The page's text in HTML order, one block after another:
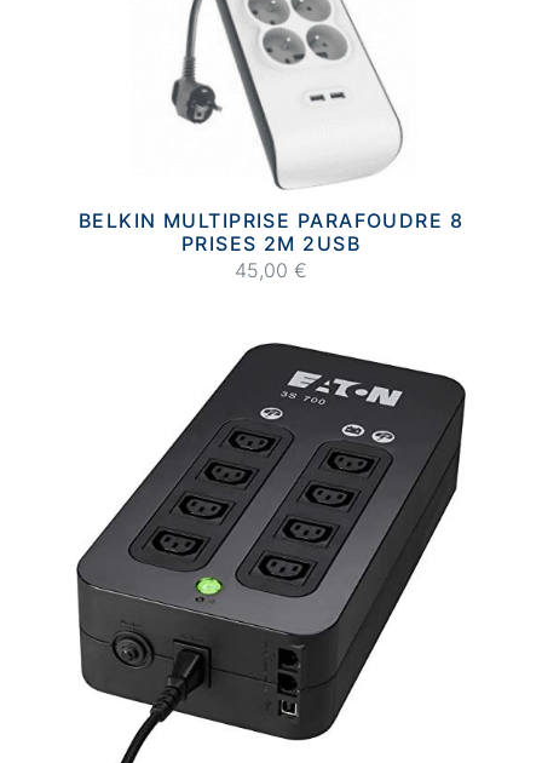
BELKIN MULTIPRISE PARAFOUDRE 8
PRISES 2M 2USB
45,00 €